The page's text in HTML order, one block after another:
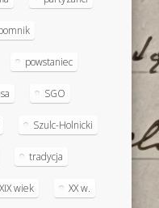
powstaniec
SGO
Szulc-Holnicki
tradycja
XIX wiek XX w.